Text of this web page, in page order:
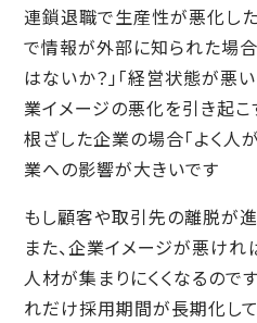
連鎖退職で生産性が悪化し
で情報が外部に知られた場合
はないか？」「経営状態が悪
業イメージの悪化を引き起こ
根ざした企業の場合「よく人
業への影響が大きいです
もし顧客や取引先の離脱が
また、企業イメージが悪け
人材が集まりにくくなるので
れだけ採用期間が長期化し